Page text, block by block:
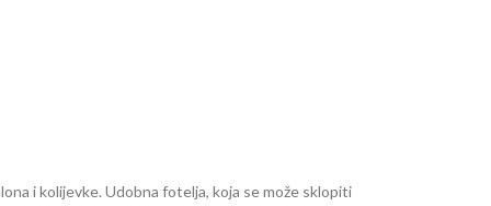
i kolijevke. Udobna fotelja, koja se može sklopiti